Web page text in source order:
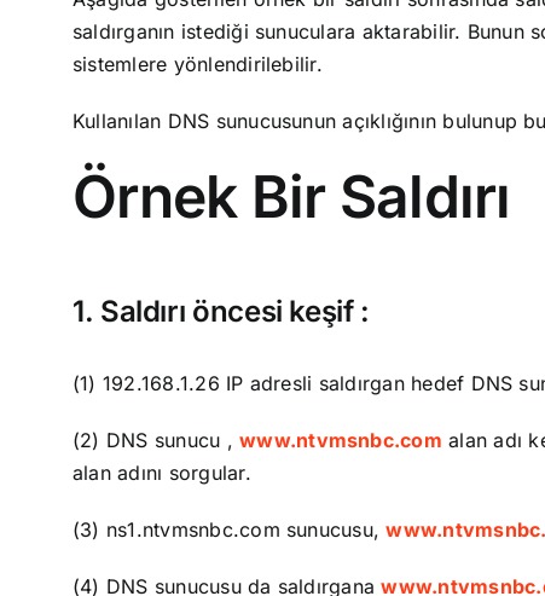
saldırganın istediği sunuculara aktarabilir.
sistemlere yönlendirilebilir.
Kullanılan DNS sunucusunun açıklığının bulunup
Örnek Bir Saldırı
1. Saldırı öncesi keşif :
(1) 192.168.1.26 IP adresli saldırgan hedef DNS
(2) DNS sunucu ,www.ntvmsnbc.com alan adı
alan adını sorgular.
(3) ns1.ntvmsnbc.com sunucusu,
(4) DNS sunucusu da saldırgana